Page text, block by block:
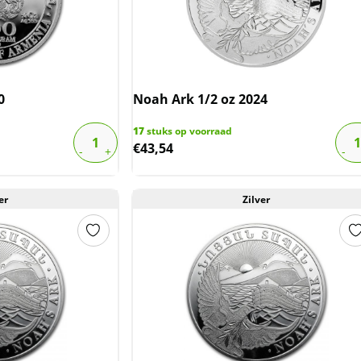
Noah Ark 1/2 oz 2024
17stuks op voorraad
€43,54
Zilver